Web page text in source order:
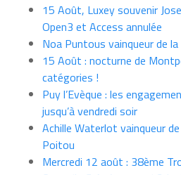
15 Août, Luxey souvenir
Open3 et Access annulée
Noa Puntous vainqueur de
15 Août : nocturne de
catégories !
Puy l’Evèque : les
jusqu’à vendredi soir
Achille Waterlot vainqueur
Poitou
Mercredi 12 août : 38ème